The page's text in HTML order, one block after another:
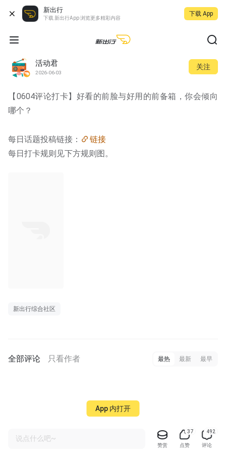
新出行
下载 新出行App 浏览更多精彩内容
下载 App
活动君
2026-06-03
关注
【0604评论打卡】好看的前脸与好用的前备箱，你会倾向
哪个？
每日话题投稿链接：
链接
每日打卡规则见下方规则图。
新出行综合社区
全部评论 只看作者 最热 最新 最早
说点什么吧~
赞赏
37
点赞
492
评论
App 内打开